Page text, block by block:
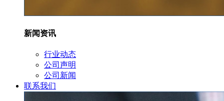
新闻资讯
行业动态
公司声明
公司新闻
联系我们